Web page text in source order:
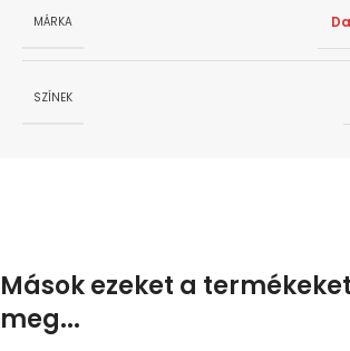
MÁRKA
SZÍNEK
Mások ezeket a
meg...